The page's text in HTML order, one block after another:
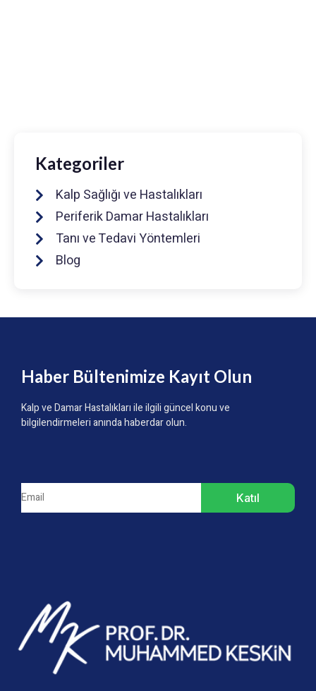
Kategoriler
Kalp Sağlığı ve Hastalıkları
Periferik Damar Hastalıkları
Tanı ve Tedavi Yöntemleri
Blog
Haber Bültenimize Kayıt Olun
Kalp ve Damar Hastalıkları ile ilgili güncel konu ve
bilgilendirmeleri anında haberdar olun.
Katıl